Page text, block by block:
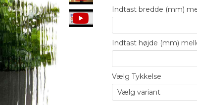
Indtast bredde (mm)
Indtast højde (mm)
Vælg Tykkelse